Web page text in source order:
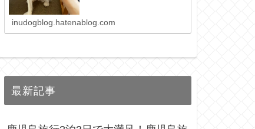
inudogblog.hatenablog.com
最新記事